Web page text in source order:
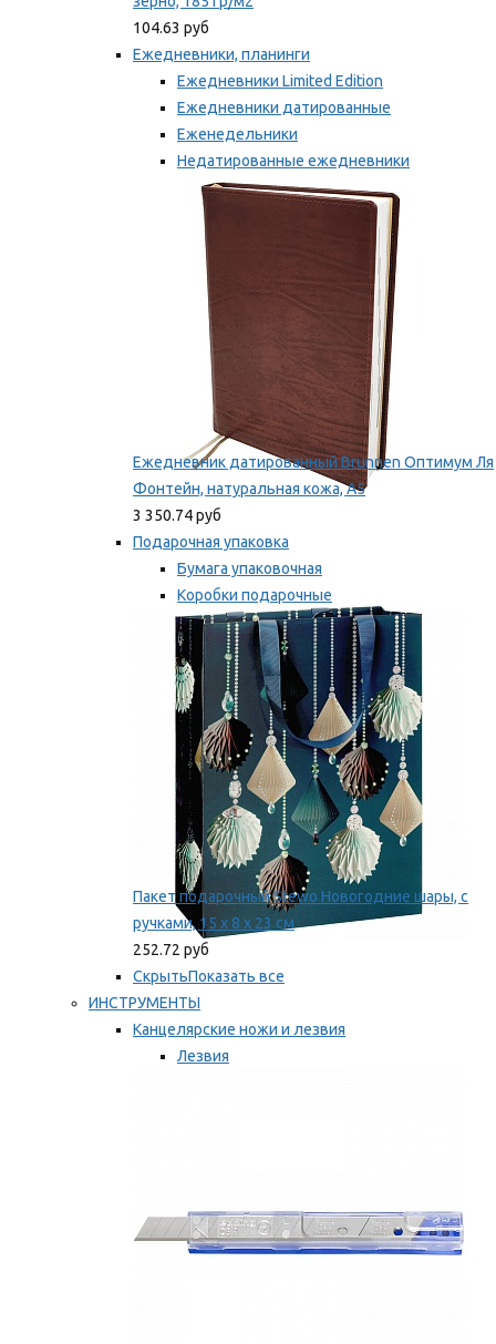
104.63 руб
Ежедневники, планинги
Ежедневники Limited Edition
Ежедневники датированные
Еженедельники
Недатированные ежедневники
Планинги
Мы рекомендуем
Ежедневник датированный Brunnen Оптимум Ля
Фонтейн, натуральная кожа, А5
3 350.74 руб
Подарочная упаковка
Бумага упаковочная
Коробки подарочные
Ленты, бобины
Мы рекомендуем
Пакет подарочный Stewo Новогодние шары, с
ручками, 15 х 8 х 23 см
252.72 руб
СкрытьПоказать все
ИНСТРУМЕНТЫ
Канцелярские ножи и лезвия
Лезвия